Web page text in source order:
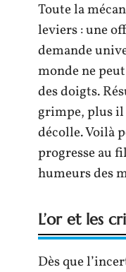
Toute la
leviers : une
demande
monde ne
des doigts.
grimpe, plus il
décolle. Voilà
progresse au
humeurs des
L’or et les
Dès que